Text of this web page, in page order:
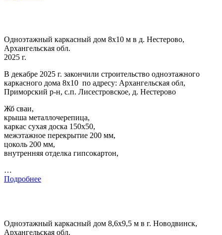
Одноэтажный каркасный дом 8х10 м в д. Нестерово,
Архангельская обл.
2025 г.
В декабре 2025 г. закончили строительство одноэтажного
каркасного дома 8х10 по адресу: Архангельская обл,
Приморский р-н, с.п. Лисестровское, д. Нестерово
Жб сваи,
крыша металлочерепица,
каркас сухая доска 150х50,
межэтажное перекрытие 200 мм,
цоколь 200 мм,
внутренняя отделка гипсокартон,
…
Подробнее
Одноэтажный каркасный дом 8,6х9,5 м в г. Новодвинск,
Архангельская обл.